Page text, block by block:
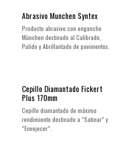
Abrasivo Munchen Syntex
Producto abrasivo con enganche
München destinado al Calibrado,
Pulido y Abrillantado de pavimentos.
Cepillo Diamantado Fickert
Plus 170mm
Cepillo diamantado de máximo
rendimiento destinado a ”Satinar” y
”Envejecer”.